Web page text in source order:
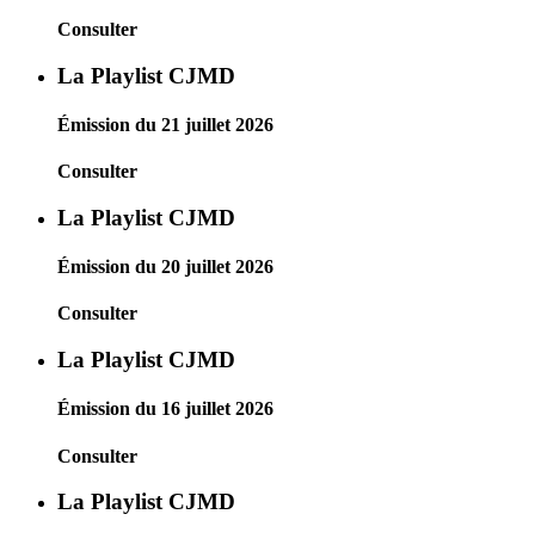
Consulter
La Playlist CJMD
Émission du 21 juillet 2026
Consulter
La Playlist CJMD
Émission du 20 juillet 2026
Consulter
La Playlist CJMD
Émission du 16 juillet 2026
Consulter
La Playlist CJMD